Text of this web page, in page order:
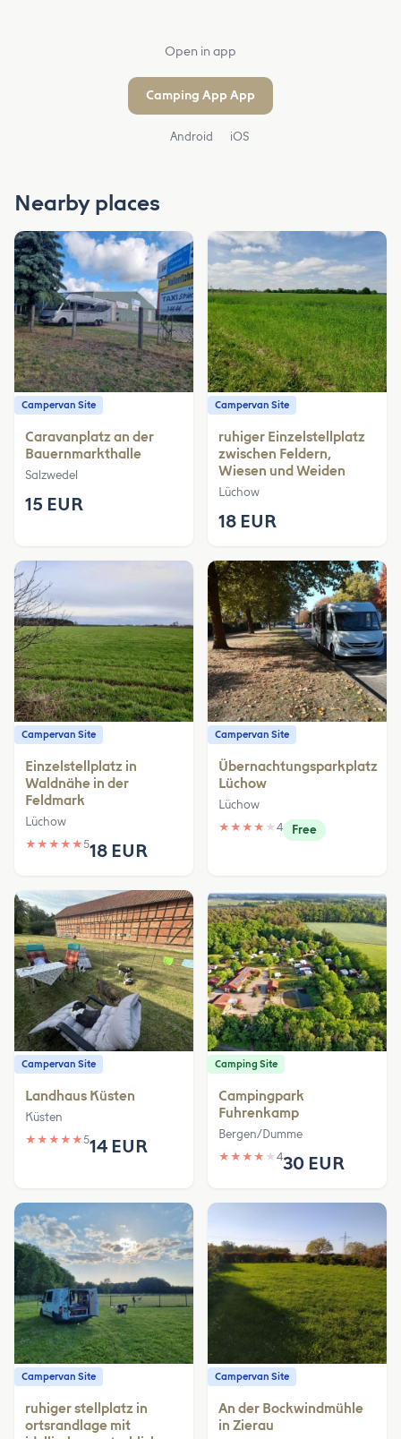
Open in app
Camping App App
Android iOS
Nearby places
Campervan Site
Caravanplatz an der
Bauernmarkthalle
Salzwedel
15 EUR
Campervan Site
ruhiger Einzelstellplatz
zwischen Feldern,
Wiesen und Weiden
Lüchow
18 EUR
Campervan Site
Einzelstellplatz in
Waldnähe in der
Feldmark
Lüchow
★ ★ ★ ★ ★518 EUR
Campervan Site
Übernachtungsparkplatz
Lüchow
Lüchow
★ ★ ★ ★ ★ 4 Free
Campervan Site
Landhaus Küsten
Küsten
★ ★ ★ ★ ★514 EUR
Camping Site
Campingpark
Fuhrenkamp
Bergen/Dumme
★ ★ ★ ★ ★ 430 EUR
Campervan Site
ruhiger stellplatz in
ortsrandlage mit
Campervan Site
An der Bockwindmühle
in Zierau